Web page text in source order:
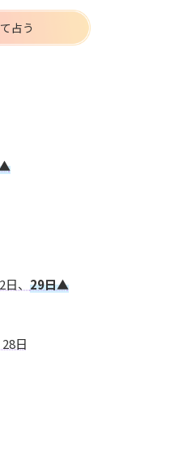
占う
、 29日▲
日